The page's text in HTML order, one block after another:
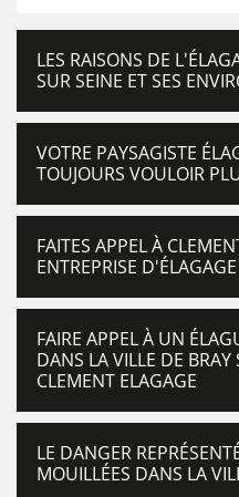
LES RAISONS DE
SUR SEINE ET SES
VOTRE PAYSAGISTE
TOUJOURS VOULOIR
FAITES APPEL À
ENTREPRISE
FAIRE APPEL À UN
DANS LA VILLE DE BRAY
CLEMENT ELAGAGE
LE DANGER
MOUILLÉES DANS LA